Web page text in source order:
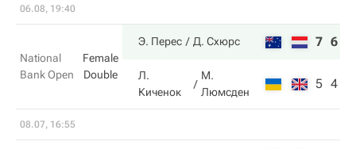
06.08, 19:40
National
Bank Open
Female
Double
Э. Перес Д. Схюрс 7 6
Л.
Киченок
М.
Люмсден
5 4
08.07, 16:55